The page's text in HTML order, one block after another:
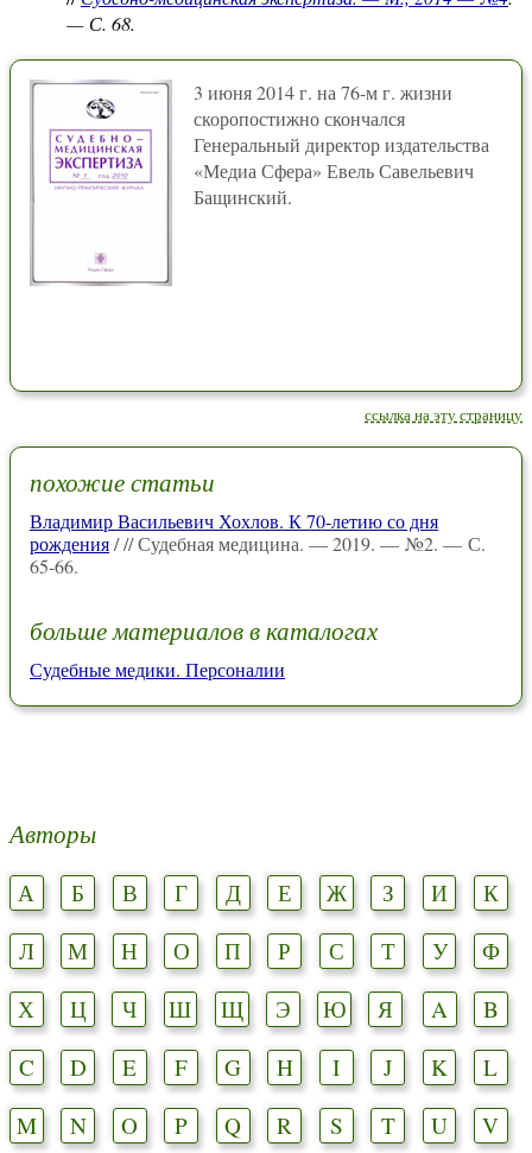
— С. 68.
3 июня 2014 г. на 76-м г. жизни
скоропостижно скончался
Генеральный директор издательства
«Медиа Сфера» Евель Савельевич
Бащинский.
ссылка на эту страницу
похожие статьи
Владимир Васильевич Хохлов. К 70-летию со дня
рождения/ // Судебная медицина. — 2019. — №2. — С.
65-66.
больше материалов в каталогах
Судебные медики. Персоналии
Авторы
А Б В Г Д Е Ж З И
К
Л
М Н О П Р С Т У
Ф
Х
Ц Ч Ш Щ Э Ю Я A
B
C
D E F G H I J K
L
M
N O P Q R S T U
V